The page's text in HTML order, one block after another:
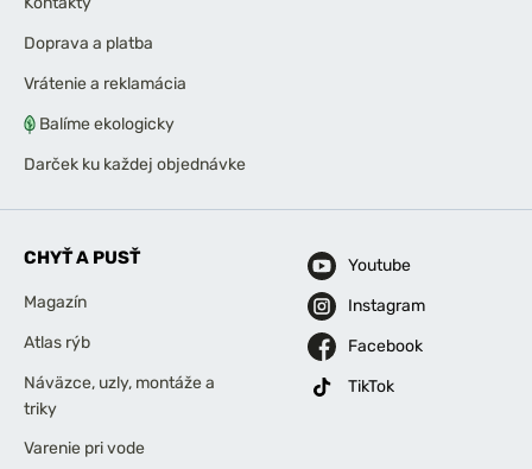
Doprava a platba
Vrátenie a reklamácia
Balíme ekologicky
Darček ku každej objednávke
CHYŤ A PUSŤ
Magazín
Atlas rýb
Náväzce, uzly, montáže a
triky
Varenie pri vode
Youtube
Instagram
Facebook
TikTok